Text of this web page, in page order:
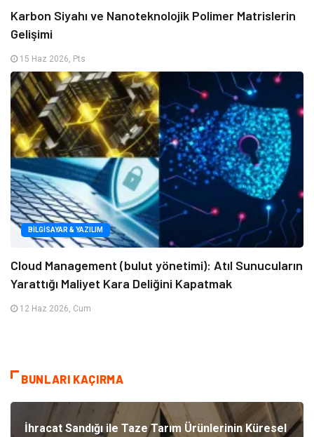
Karbon Siyahı ve Nanoteknolojik Polimer Matrislerin
Gelişimi
15 Haz 2026, Pts
BILGISAYAR & YAZILIM
Cloud Management (bulut yönetimi): Atıl Sunucuların
Yarattığı Maliyet Kara Deliğini Kapatmak
12 Haz 2026, Cum
BUNLARI KAÇIRMA
İhracat Sandığı ile Taze Tarım Ürünlerinin Küresel